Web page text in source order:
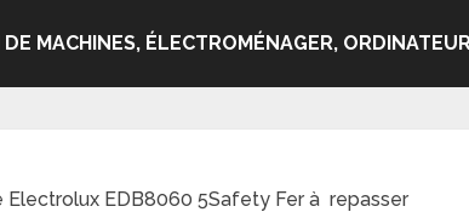
MACHINES, ÉLECTROMÉNAGER,
Electrolux EDB8060 5Safety Fer à repasser